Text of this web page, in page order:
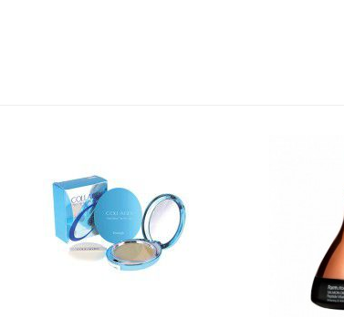
работу сальных желёз, препятствует
После этого смойте теплой водой. Маски можно